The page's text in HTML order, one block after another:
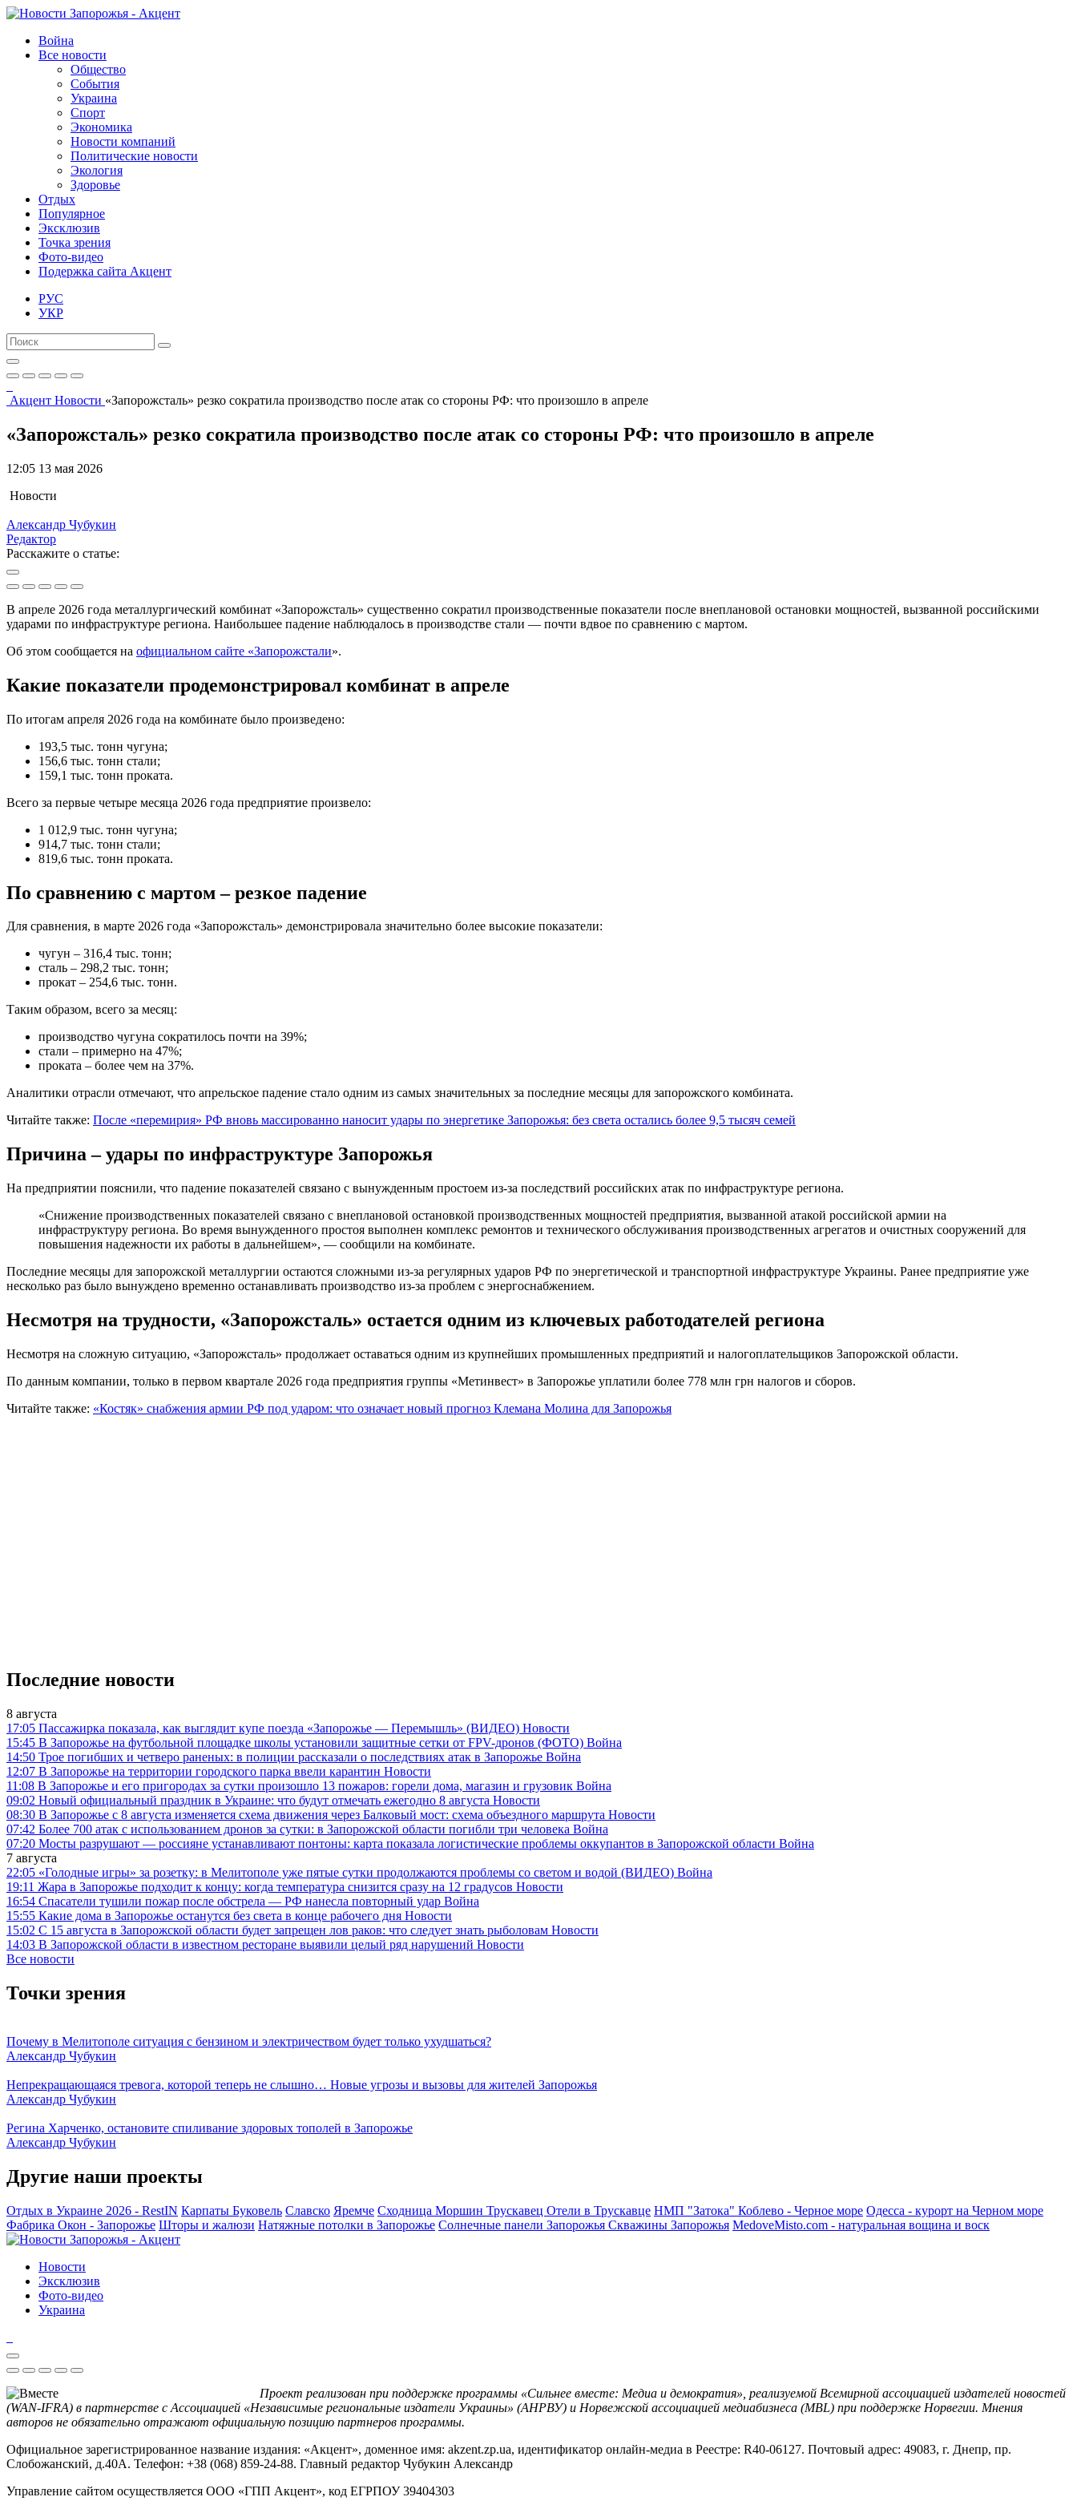
Война
Все новости
Общество
События
Украина
Спорт
Экономика
Новости компаний
Политические новости
Экология
Здоровье
Отдых
Популярное
Эксклюзив
Точка зрения
Фото-видео
Подержка сайта Акцент
РУС
УКР
Акцент Новости «Запорожсталь» резко сократила производство после атак со стороны РФ: что произошло в апреле
«Запорожсталь» резко сократила производство после атак со стороны РФ: что произошло в апреле
12:05 13 мая 2026
Новости
Александр Чубукин
Редактор
Расскажите о статье:
В апреле 2026 года металлургический комбинат «Запорожсталь» существенно сократил производственные показатели после внеплановой остановки мощностей, вызванной российскими
ударами по инфраструктуре региона. Наибольшее падение наблюдалось в производстве стали — почти вдвое по сравнению с мартом.
Об этом сообщается на официальном сайте «Запорожстали».
Какие показатели продемонстрировал комбинат в апреле
По итогам апреля 2026 года на комбинате было произведено:
193,5 тыс. тонн чугуна;
156,6 тыс. тонн стали;
159,1 тыс. тонн проката.
Всего за первые четыре месяца 2026 года предприятие произвело:
1 012,9 тыс. тонн чугуна;
914,7 тыс. тонн стали;
819,6 тыс. тонн проката.
По сравнению с мартом – резкое падение
Для сравнения, в марте 2026 года «Запорожсталь» демонстрировала значительно более высокие показатели:
чугун – 316,4 тыс. тонн;
сталь – 298,2 тыс. тонн;
прокат – 254,6 тыс. тонн.
Таким образом, всего за месяц:
производство чугуна сократилось почти на 39%;
стали – примерно на 47%;
проката – более чем на 37%.
Аналитики отрасли отмечают, что апрельское падение стало одним из самых значительных за последние месяцы для запорожского комбината.
Читайте также: После «перемирия» РФ вновь массированно наносит удары по энергетике Запорожья: без света остались более 9,5 тысяч семей
Причина – удары по инфраструктуре Запорожья
На предприятии пояснили, что падение показателей связано с вынужденным простоем из-за последствий российских атак по инфраструктуре региона.
«Снижение производственных показателей связано с внеплановой остановкой производственных мощностей предприятия, вызванной атакой российской армии на
инфраструктуру региона. Во время вынужденного простоя выполнен комплекс ремонтов и технического обслуживания производственных агрегатов и очистных сооружений для
повышения надежности их работы в дальнейшем», — сообщили на комбинате.
Последние месяцы для запорожской металлургии остаются сложными из-за регулярных ударов РФ по энергетической и транспортной инфраструктуре Украины. Ранее предприятие уже
несколько раз было вынуждено временно останавливать производство из-за проблем с энергоснабжением.
Несмотря на трудности, «Запорожсталь» остается одним из ключевых работодателей региона
Несмотря на сложную ситуацию, «Запорожсталь» продолжает оставаться одним из крупнейших промышленных предприятий и налогоплательщиков Запорожской области.
По данным компании, только в первом квартале 2026 года предприятия группы «Метинвест» в Запорожье уплатили более 778 млн грн налогов и сборов.
Читайте также: «Костяк» снабжения армии РФ под ударом: что означает новый прогноз Клемана Молина для Запорожья
Последние новости
8 августа
17:05 Пассажирка показала, как выглядит купе поезда «Запорожье — Перемышль» (ВИДЕО) Новости
15:45 В Запорожье на футбольной площадке школы установили защитные сетки от FPV-дронов (ФОТО) Война
14:50 Трое погибших и четверо раненых: в полиции рассказали о последствиях атак в Запорожье Война
12:07 В Запорожье на территории городского парка ввели карантин Новости
11:08 В Запорожье и его пригородах за сутки произошло 13 пожаров: горели дома, магазин и грузовик Война
09:02 Новый официальный праздник в Украине: что будут отмечать ежегодно 8 августа Новости
08:30 В Запорожье с 8 августа изменяется схема движения через Балковый мост: схема объездного маршрута Новости
07:42 Более 700 атак с использованием дронов за сутки: в Запорожской области погибли три человека Война
07:20 Мосты разрушают — россияне устанавливают понтоны: карта показала логистические проблемы оккупантов в Запорожской области Война
7 августа
22:05 «Голодные игры» за розетку: в Мелитополе уже пятые сутки продолжаются проблемы со светом и водой (ВИДЕО) Война
19:11 Жара в Запорожье подходит к концу: когда температура снизится сразу на 12 градусов Новости
16:54 Спасатели тушили пожар после обстрела — РФ нанесла повторный удар Война
15:55 Какие дома в Запорожье останутся без света в конце рабочего дня Новости
15:02 С 15 августа в Запорожской области будет запрещен лов раков: что следует знать рыболовам Новости
14:03 В Запорожской области в известном ресторане выявили целый ряд нарушений Новости
Все новости
Точки зрения
Почему в Мелитополе ситуация с бензином и электричеством будет только ухудшаться?
Александр Чубукин
Непрекращающаяся тревога, которой теперь не слышно… Новые угрозы и вызовы для жителей Запорожья
Александр Чубукин
Регина Харченко, остановите спиливание здоровых тополей в Запорожье
Александр Чубукин
Другие наши проекты
Отдых в Украине 2026 - RestIN Карпаты Буковель Славско Яремче Сходница Моршин Трускавец Отели в Трускавце НМП "Затока" Коблево - Черное море Одесса - курорт на Черном море
Фабрика Окон - Запорожье Шторы и жалюзи Натяжные потолки в Запорожье Солнечные панели Запорожья Скважины Запорожья MedoveMisto.com - натуральная вощина и воск
Новости
Эксклюзив
Фото-видео
Украина
Проект реализован при поддержке программы «Сильнее вместе: Медиа и демократия», реализуемой Всемирной ассоциацией издателей новостей
(WAN-IFRA) в партнерстве с Ассоциацией «Независимые региональные издатели Украины» (АНРВУ) и Норвежской ассоциацией медиабизнеса (MBL) при поддержке Норвегии. Мнения
авторов не обязательно отражают официальную позицию партнеров программы.
Официальное зарегистрированное название издания: «Акцент», доменное имя: akzent.zp.ua, идентификатор онлайн-медиа в Реестре: R40-06127. Почтовый адрес: 49083, г. Днепр, пр.
Слобожанский, д.40А. Телефон: +38 (068) 859-24-88. Главный редактор Чубукин Александр
Управление сайтом осуществляется ООО «ГПП Акцент», код ЕГРПОУ 39404303